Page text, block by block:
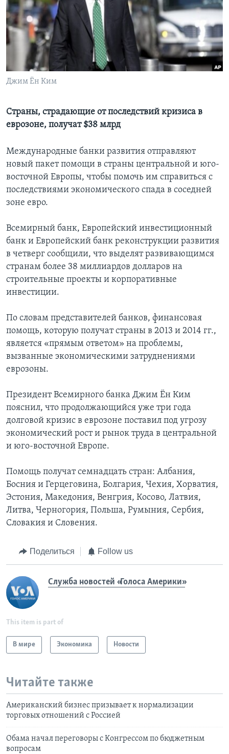
Learning English
СОЦИАЛЬНЫЕ СЕТИ
Джим Ён Ким
Страны, страдающие от последствий кризиса в
еврозоне, получат $38 млрд
Международные банки развития отправляют
новый пакет помощи в страны центральной и юго-
восточной Европы, чтобы помочь им справиться с
последствиями экономического спада в соседней
зоне евро.
Всемирный банк, Европейский инвестиционный
банк и Европейский банк реконструкции развития
в четверг сообщили, что выделят развивающимся
странам более 38 миллиардов долларов на
строительные проекты и корпоративные
инвестиции.
По словам представителей банков, финансовая
помощь, которую получат страны в 2013 и 2014 гг.,
является «прямым ответом» на проблемы,
вызванные экономическими затруднениями
еврозоны.
Президент Всемирного банка Джим Ён Ким
пояснил, что продолжающийся уже три года
долговой кризис в еврозоне поставил под угрозу
экономический рост и рынок труда в центральной
и юго-восточной Европе.
Помощь получат семнадцать стран: Албания,
Босния и Герцеговина, Болгария, Чехия, Хорватия,
Эстония, Македония, Венгрия, Косово, Латвия,
Литва, Черногория, Польша, Румыния, Сербия,
Словакия и Словения.
Поделиться Follow us
Служба новостей «Голоса Америки»
This item is part of
В мире Экономика Новости
Читайте также
Американский бизнес призывает к нормализации
торговых отношений с Россией
Обама начал переговоры с Конгрессом по бюджетным
вопросам